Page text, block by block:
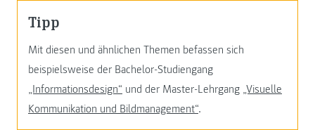
Tipp
Mit diesen und ähnlichen Themen befassen sich
beispielsweise der Bachelor-Studiengang
„Informationsdesign“ und der Master-Lehrgang „Visuelle
Kommunikation und Bildmanagement“.